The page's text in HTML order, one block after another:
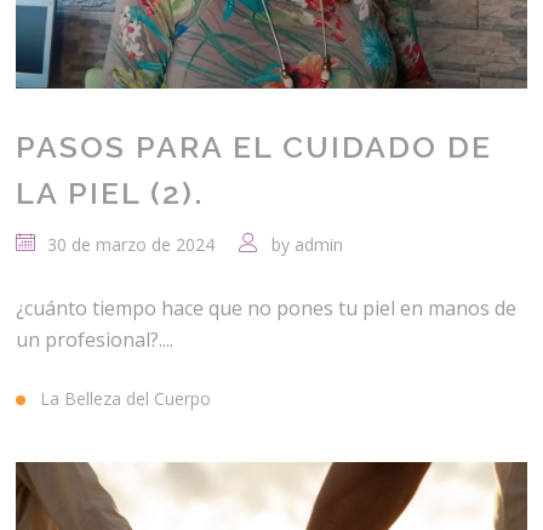
PASOS PARA EL CUIDADO DE
LA PIEL (2).
30 de marzo de 2024 by admin
¿cuánto tiempo hace que no pones tu piel en manos de
un profesional?....
La Belleza del Cuerpo